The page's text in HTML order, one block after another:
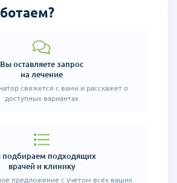
Вы оставляете запрос
на лечение
свяжется с вами и расскажет о
доступных вариантах
подходящих
врачей и клинику
предложение с учетом всех ваших